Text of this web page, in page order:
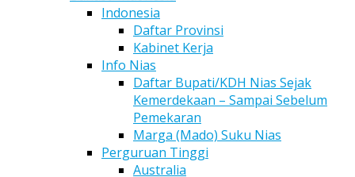
Indonesia
Daftar Provinsi
Kabinet Kerja
Info Nias
Daftar Bupati/KDH Nias Sejak
Kemerdekaan – Sampai Sebelum
Pemekaran
Marga (Mado) Suku Nias
Perguruan Tinggi
Australia